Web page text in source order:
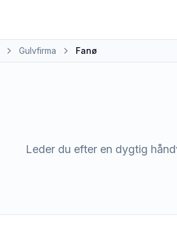
Gulvfirma Fanø
Leder du efter en dygtig